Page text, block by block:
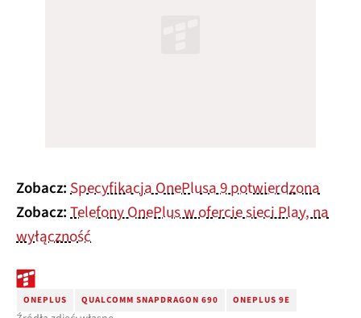
Zobacz:Specyfikacja OnePlusa 9 potwierdzona
Zobacz:Telefony OnePlus w ofercie sieci Play, na
wyłączność
ONEPLUS QUALCOMM SNAPDRAGON 690 ONEPLUS 9E